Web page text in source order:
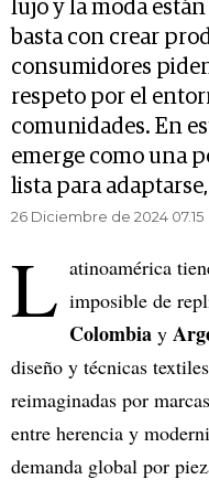
lujo y la moda
basta con crear
consumidores
respeto por el
comunidades. En
emerge como una
lista para
26 Diciembre de 2024 07.15
L atinoamérica
imposible de
Colombia y
diseño y técnicas
reimaginadas por
entre herencia y
demanda global por